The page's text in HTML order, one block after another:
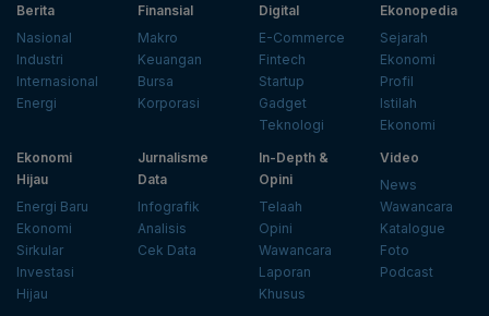
Berita
Nasional
Industri
Internasional
Energi
Finansial
Makro
Keuangan
Bursa
Korporasi
Digital
E-Commerce
Fintech
Startup
Gadget
Teknologi
Ekonopedia
Sejarah
Ekonomi
Profil
Istilah
Ekonomi
Ekonomi
Hijau
Energi Baru
Ekonomi
Sirkular
Investasi
Hijau
Jurnalisme
Data
Infografik
Analisis
Cek Data
In-Depth &
Opini
Telaah
Opini
Wawancara
Laporan
Khusus
Video
News
Wawancara
Katalogue
Foto
Podcast